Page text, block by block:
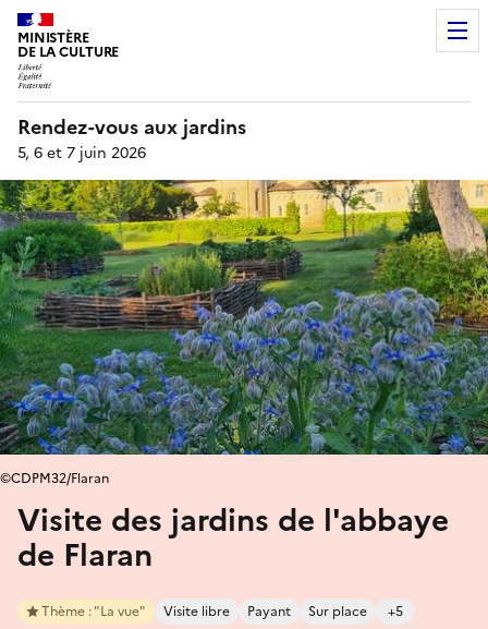
MINISTÈRE
DE LA CULTURE
Rendez-vous aux jardins
5, 6 et 7 juin 2026
Visite des jardins de l'abbaye
de Flaran
Thème : "La vue" Visite libre Payant Sur place +5
©CDPM32/Flaran